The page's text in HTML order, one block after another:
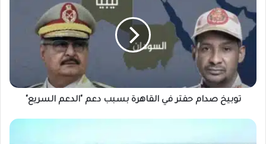
حفتر
في
القاهرة
بسبب
"الدعم
السريع"
توبيخ صدام حفتر في القاهرة بسبب دعم "الدعم السريع"
تفاصيل